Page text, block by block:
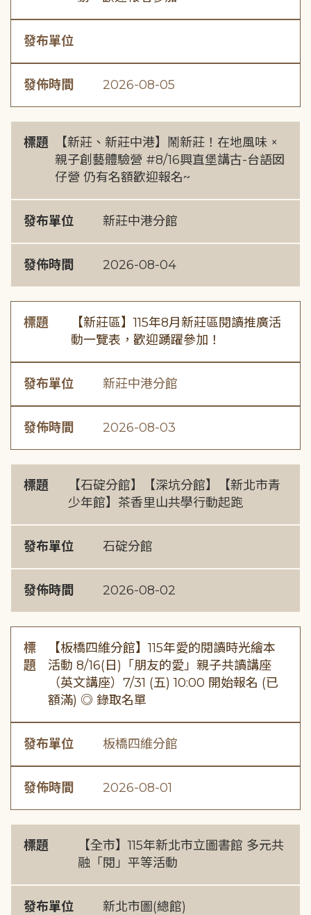
發布單位
發佈時間 2026-08-05
標題
【新莊、新莊中港】鬧新莊！在地風味 ×
親子創藝體驗營 #8/16興直堡講古-台語囡
仔營 仍有名額歡迎報名~
發布單位 新莊中港分館
發佈時間 2026-08-04
標題
【新莊區】115年8月新莊區閱讀推廣活
動一覽表，歡迎踴躍參加！
發布單位 新莊中港分館
發佈時間 2026-08-03
標題
【石碇分館】【深坑分館】【新北市青
少年館】茶香里山共學行動起跑
發布單位 石碇分館
發佈時間 2026-08-02
標
題
【板橋四維分館】115年愛的閱讀時光繪本
活動 8/16(日)「朋友的愛」親子共讀講座
（英文講座）7/31 (五) 10:00 開始報名 (已
額滿) ◎ 錄取名單
發布單位 板橋四維分館
發佈時間 2026-08-01
標題
【全市】115年新北市立圖書館 多元共
融「閱」平等活動
發布單位 新北市圖(總館)